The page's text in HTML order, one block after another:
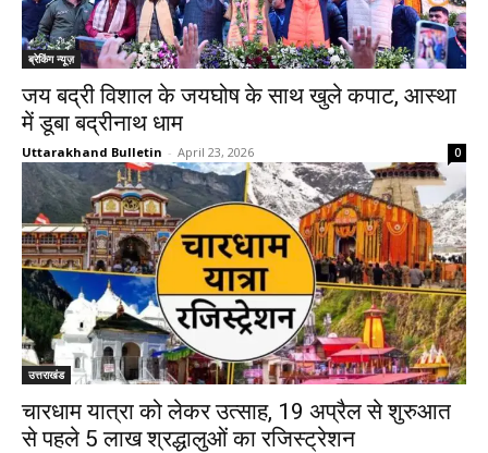
ब्रेकिंग न्यूज़
जय बद्री विशाल के जयघोष के साथ खुले कपाट, आस्था
में डूबा बद्रीनाथ धाम
Uttarakhand Bulletin - April 23, 2026 0
उत्तराखंड
चारधाम यात्रा को लेकर उत्साह, 19 अप्रैल से शुरुआत
से पहले 5 लाख श्रद्धालुओं का रजिस्ट्रेशन